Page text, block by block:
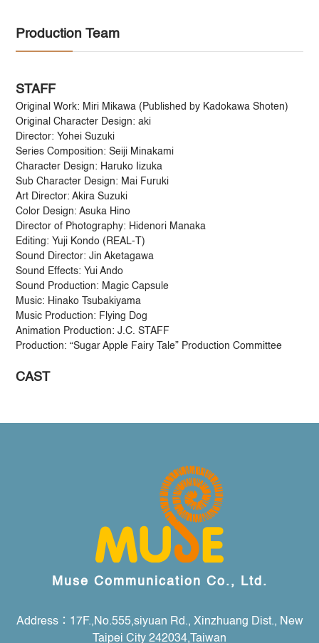
Production Team
STAFF
Original Work: Miri Mikawa (Published by Kadokawa Shoten)
Original Character Design: aki
Director: Yohei Suzuki
Series Composition: Seiji Minakami
Character Design: Haruko Iizuka
Sub Character Design: Mai Furuki
Art Director: Akira Suzuki
Color Design: Asuka Hino
Director of Photography: Hidenori Manaka
Editing: Yuji Kondo (REAL-T)
Sound Director: Jin Aketagawa
Sound Effects: Yui Ando
Sound Production: Magic Capsule
Music: Hinako Tsubakiyama
Music Production: Flying Dog
Animation Production: J.C. STAFF
Production: “Sugar Apple Fairy Tale” Production Committee
CAST
Muse Communication Co., Ltd.
Address：17F.,No.555,siyuan Rd., Xinzhuang Dist., New
Taipei City 242034,Taiwan